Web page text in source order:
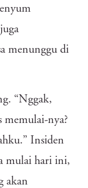
menunggu di
“Nggak,
memulai-nya?
Insiden
mulai hari ini,
akan